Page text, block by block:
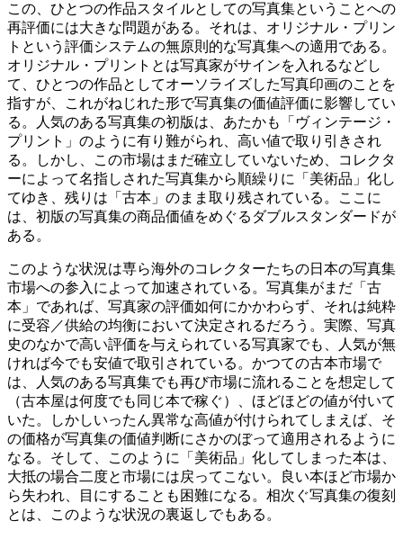
この、ひとつの作品スタイルとしての写真集ということへの
再評価には大きな問題がある。それは、オリジナル・プリン
トという評価システムの無原則的な写真集への適用である。
オリジナル・プリントとは写真家がサインを入れるなどし
て、ひとつの作品としてオーソライズした写真印画のことを
指すが、これがねじれた形で写真集の価値評価に影響してい
る。人気のある写真集の初版は、あたかも「ヴィンテージ・
プリント」のように有り難がられ、高い値で取り引きされ
る。しかし、この市場はまだ確立していないため、コレクタ
ーによって名指しされた写真集から順繰りに「美術品」化し
てゆき、残りは「古本」のまま取り残されている。ここに
は、初版の写真集の商品価値をめぐるダブルスタンダードが
ある。
このような状況は専ら海外のコレクターたちの日本の写真集
市場への参入によって加速されている。写真集がまだ「古
本」であれば、写真家の評価如何にかかわらず、それは純粋
に受容／供給の均衡において決定されるだろう。実際、写真
史のなかで高い評価を与えられている写真家でも、人気が無
ければ今でも安値で取引されている。かつての古本市場で
は、人気のある写真集でも再び市場に流れることを想定して
（古本屋は何度でも同じ本で稼ぐ）、ほどほどの値が付いて
いた。しかしいったん異常な高値が付けられてしまえば、そ
の価格が写真集の価値判断にさかのぼって適用されるように
なる。そして、このように「美術品」化してしまった本は、
大抵の場合二度と市場には戻ってこない。良い本ほど市場か
ら失われ、目にすることも困難になる。相次ぐ写真集の復刻
とは、このような状況の裏返しでもある。